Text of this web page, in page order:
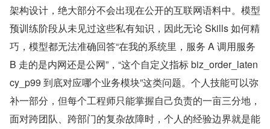
架构设计，绝大部分不会出现在公开的互联网语料中。模型
预训练阶段从未见过这些私有知识，因此无论 Skills 如何精
巧，模型都无法准确回答“在我的系统里，服务 A 调用服务
B 走的是内网还是公网”，“这个自定义指标 biz_order_laten
cy_p99 到底对应哪个业务模块”这类问题。个人技能可以弥
补一部分，但每个工程师只能掌握自己负责的一亩三分地，
面对跨团队、跨部门的复杂故障时，个人的经验边界就是能